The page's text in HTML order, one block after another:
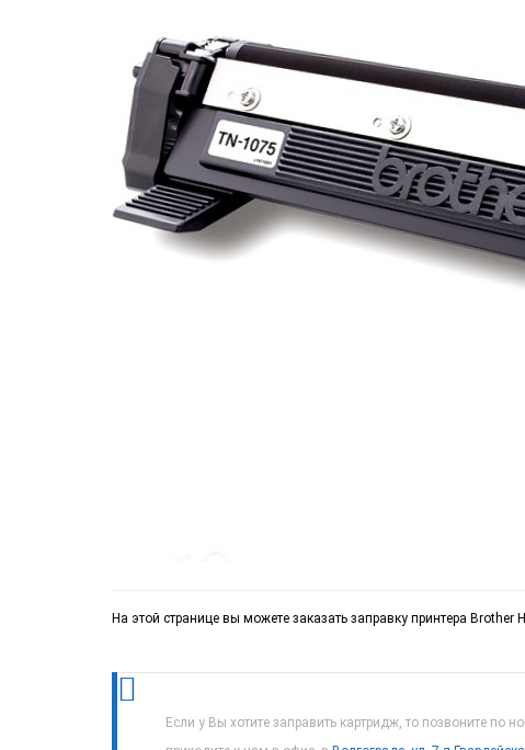
На этой странице вы можете заказать заправку принтера Brother
Если у Вы хотите заправить картридж, то позвоните по